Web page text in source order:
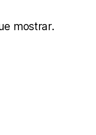
mostrar.